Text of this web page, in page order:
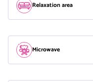
Relaxation area
Microwave